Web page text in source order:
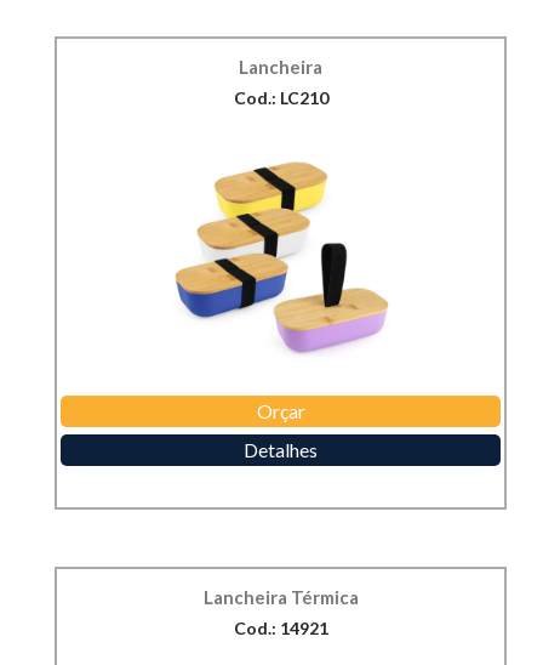
Lancheira
Cod.: LC210
Orçar
Detalhes
Lancheira Térmica
Cod.: 14921